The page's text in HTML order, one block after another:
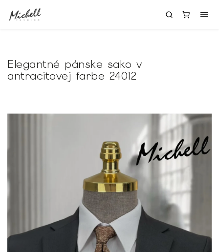
Elegantné pánske sako v
antracitovej farbe 24012